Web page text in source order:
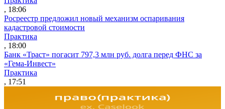
, 18:06
Росреестр предложил новый механизм оспаривания
кадастровой стоимости
Практика
, 18:00
Банк «Траст» погасит 797,3 млн руб. долга перед ФНС за
«Гема-Инвест»
Практика
, 17:51